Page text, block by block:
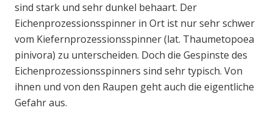
sind stark und sehr dunkel behaart. Der
Eichenprozessionsspinner in Ort ist nur sehr schwer
vom Kiefernprozessionsspinner (lat. Thaumetopoea
pinivora) zu unterscheiden. Doch die Gespinste des
Eichenprozessionsspinners sind sehr typisch. Von
ihnen und von den Raupen geht auch die eigentliche
Gefahr aus.